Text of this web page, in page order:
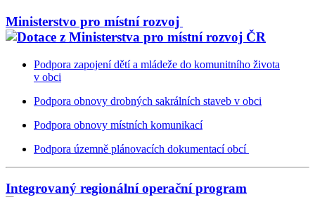
Ministerstvo pro místní rozvoj
Podpora zapojení dětí a mládeže do komunitního života
v obci
Podpora obnovy drobných sakrálních staveb v obci
Podpora obnovy místních komunikací
Podpora územně plánovacích dokumentací obcí
Integrovaný regionální operační program